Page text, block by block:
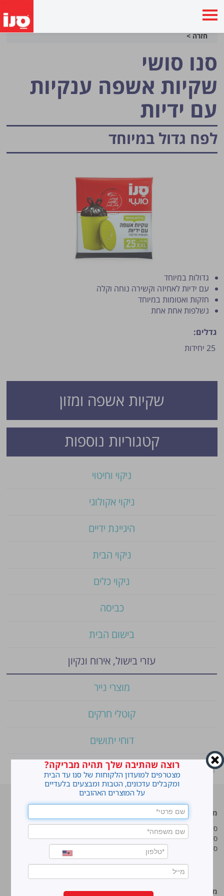
חזרה >
שקיות אשפה ומזון
סנו סושי
שקיות אשפה ענקיות
עם ידיות
לפח גדול במיוחד
גדולות במיוחד
עם ידיות לאחיזה וקשירה נוחה וקלה
חזקות ואטומות במיוחד
נשלפות אחת אחת
גדלים:
25 יחידות
קטגוריות נוספות
ניקוי וחיטוי
ניקוי אקולוגי
היגיינת ידיים
ניקוי הבית
ניקוי כלים
כביסה
בישום הבית
עזרי בישול, אירוח ונקיון
מוצרי נייר
קוטלי חרקים
דוחי יתושים
פרסום הטיפ מותנה לשיקול מנהל האתר.
ראשי Shop
»סנו סושי שקיות אשפה ענקיות עם ידיות
סנו מפעלי ברונוס בע“מ
מוצרים מובילים
סנו ז'אוול סופר ג'ל
סנו ז'אוול קצף ניקוי
סנו ז'אוול אבקת ניקוי
לנקות חלונות עם חיוך
עושים סדר בארון הנעליים
טיפים והמלצות מקצועיות לשימוש
מידע נוסף
רוצה שהתיבה שלך תהיה מבריקה?
מצטרפים למועדון הלקוחות של סנו עד הבית
ומקבלים עדכונים, הטבות ומבצעים בלעדיים
על המוצרים האהובים